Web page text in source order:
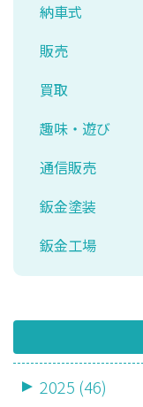
納車式
販売
買取
趣味・遊び
通信販売
鈑金塗装
鈑金工場
2025 (46)